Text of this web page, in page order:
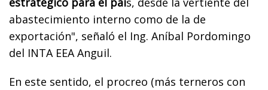
abastecimiento interno como de la de
exportación", señaló el Ing. Aníbal Pordomingo
del INTA EEA Anguil.
En este sentido, el procreo (más terneros con